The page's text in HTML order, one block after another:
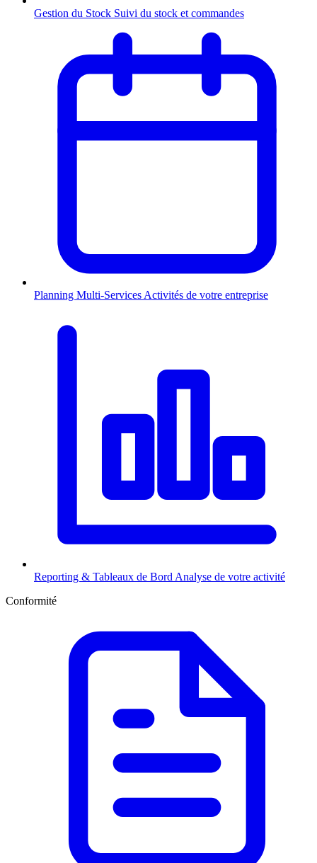
Gestion du Stock Suivi du stock et commandes
Planning Multi-Services Activités de votre entreprise
Reporting & Tableaux de Bord Analyse de votre activité
Conformité